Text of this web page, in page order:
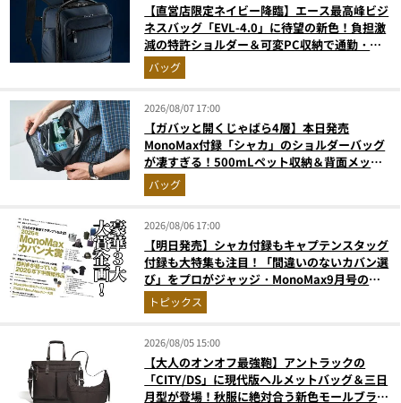
【直営店限定ネイビー降臨】エース最高峰ビジ
ネスバッグ「EVL-4.0」に待望の新色！負担激
減の特許ショルダー＆可変PC収納で通勤・出
張が無敵に
バッグ
2026/08/07 17:00
【ガバッと開くじゃばら4層】本日発売
MonoMax付録「シャカ」のショルダーバッグ
が凄すぎる！500mLペット収納＆背面メッシ
ュでベタつかない
バッグ
2026/08/06 17:00
【明日発売】シャカ付録もキャプテンスタッグ
付録も大特集も注目！「間違いのないカバン選
び」をプロがジャッジ・MonoMax9月号の目
次を公開
トピックス
2026/08/05 15:00
【大人のオンオフ最強鞄】アントラックの
「CITY/DS」に現代版ヘルメットバッグ＆三日
月型が登場！秋服に絶対合う新色モールブラウ